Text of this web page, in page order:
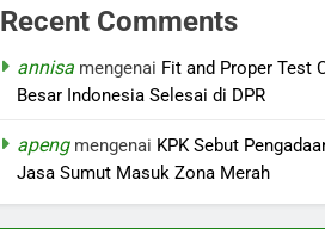
Recent Comments
annisa mengenai Fit and Proper Test
Besar Indonesia Selesai di DPR
apengmengenai KPK Sebut
Jasa Sumut Masuk Zona Merah